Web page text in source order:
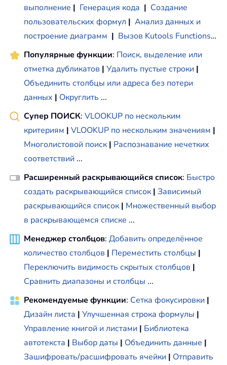
выполнение | Генерация кода | Создание
пользовательских формул | Анализ данных и
построение диаграмм | Вызов Kutools Functions…
Популярные функции: Поиск, выделение или
отметка дубликатов | Удалить пустые строки |
Объединить столбцы или адреса без потери
данных | Округлить ...
Супер ПОИСК: VLOOKUP по нескольким
критериям | VLOOKUP по нескольким значениям |
Многолистовой поиск | Распознавание нечетких
соответствий ...
Расширенный раскрывающийся список: Быстро
создать раскрывающийся список | Зависимый
раскрывающийся список | Множественный выбор
в раскрывающемся списке ...
Менеджер столбцов: Добавить определённое
количество столбцов | Переместить столбцы |
Переключить видимость скрытых столбцов |
Сравнить диапазоны и столбцы ...
Рекомендуемые функции: Сетка фокусировки |
Дизайн листа | Улучшенная строка формулы |
Управление книгой и листами | Библиотека
автотекста | Выбор даты | Объединить данные |
Зашифровать/расшифровать ячейки | Отправить